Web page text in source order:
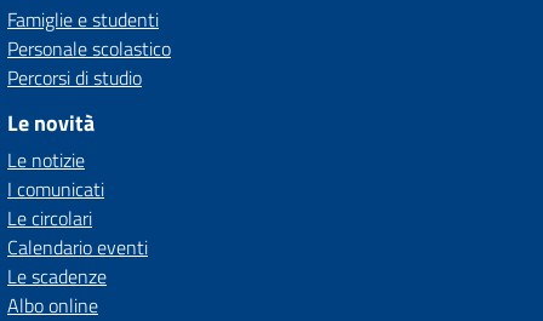
Famiglie e studenti
Personale scolastico
Percorsi di studio
Le novità
Le notizie
I comunicati
Le circolari
Calendario eventi
Le scadenze
Albo online